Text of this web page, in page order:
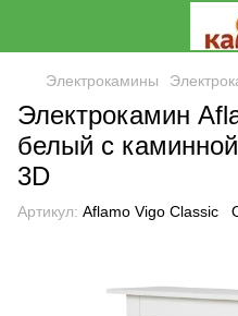
Электрокамины
Электрокамин
белый с
3D
Артикул: Aflamo Vigo Classic